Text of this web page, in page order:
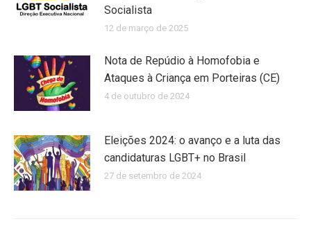
Socialista
12 de março de 2025
Nota de Repúdio à Homofobia e
Ataques à Criança em Porteiras (CE)
4 de outubro de 2024
Eleições 2024: o avanço e a luta das
candidaturas LGBT+ no Brasil
27 de setembro de 2024